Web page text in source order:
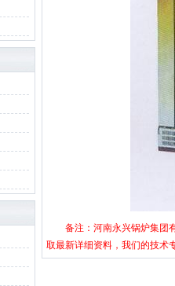
备注：河南永兴锅炉集团
取最新详细资料，我们的技术